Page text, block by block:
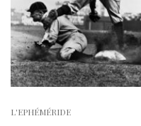
L'EPHÉMÉRIDE